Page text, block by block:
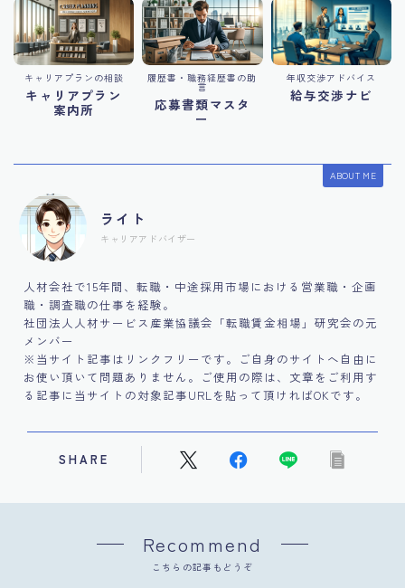
キャリアプランの相談
キャリアプラン
案内所
履歴書・職務経歴書の助
言
応募書類マスタ
ー
年収交渉アドバイス
給与交渉ナビ
ABOUT ME
ライト
キャリアアドバイザー
人材会社で15年間、転職・中途採用市場における営業職・企画
職・調査職の仕事を経験。
社団法人人材サービス産業協議会「転職賃金相場」研究会の元
メンバー
※当サイト記事はリンクフリーです。ご自身のサイトへ自由に
お使い頂いて問題ありません。ご使用の際は、文章をご利用す
る記事に当サイトの対象記事URLを貼って頂ければOKです。
SHARE
Recommend
こちらの記事もどうぞ